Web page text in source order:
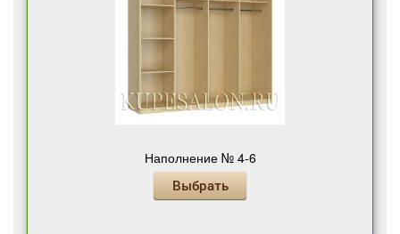
Наполнение № 4-6
Выбрать